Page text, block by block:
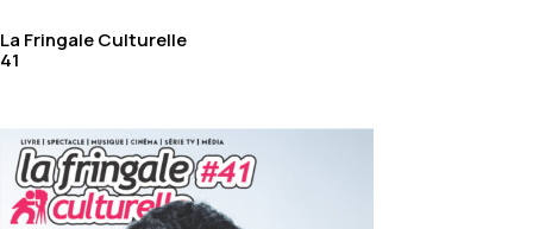
La Fringale Culturelle
41
HOME/ACHETER AU NUMÉRO
CULTURELLE/ LFC #25 FLORENT PAGNY